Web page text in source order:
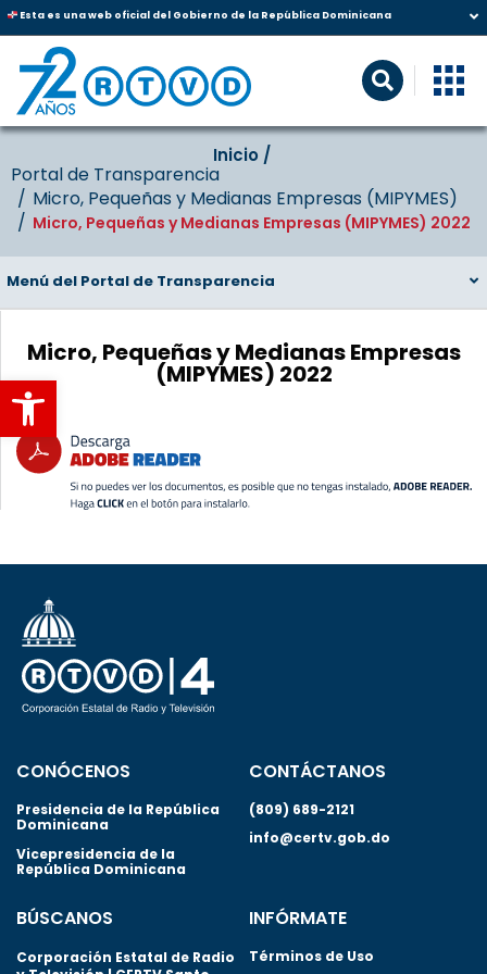
Abrir barra de herramientas
Esta es una web oficial del Gobierno de la República Dominicana
Inicio‎‎ /‎ ‎
Portal de Transparencia
Micro, Pequeñas y Medianas Empresas (MIPYMES)
Micro, Pequeñas y Medianas Empresas (MIPYMES) 2022
Menú del Portal de Transparencia
Micro, Pequeñas y Medianas Empresas
(MIPYMES) 2022
CONÓCENOS
Presidencia de la República
Dominicana
Vicepresidencia de la
República Dominicana
CONTÁCTANOS
(809) 689-2121
info@certv.gob.do
BÚSCANOS
Corporación Estatal de Radio
INFÓRMATE
Términos de Uso